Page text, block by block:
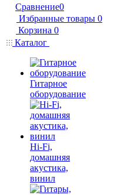
Сравнение0
Избранные товары 0
Корзина 0
Каталог
Гитарное
оборудование
Hi-Fi,
домашняя
акустика,
винил